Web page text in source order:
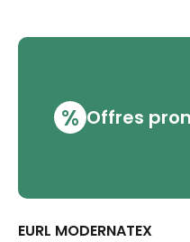
% Offres
EURL MODERNATEX